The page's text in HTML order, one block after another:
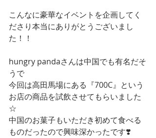
こんなに豪華なイベントを企画してく
ださり本当にありがとうございまし
た！！
hungry pandaさんは中国でも有名だそ
うで
今回は高田馬場にある『700C』という
お店の商品を試飲させてもらいました
☆
中国のお菓子もいただき初めて食べる
ものだったので興味深かったです❣️